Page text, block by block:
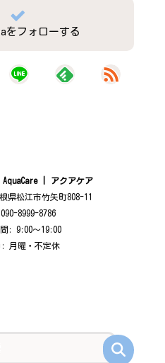
をフォローする
AquaCare | アクアケア
県松江市竹矢町808-11
8999-8786
: 9:00〜19:00
: 月曜・不定休